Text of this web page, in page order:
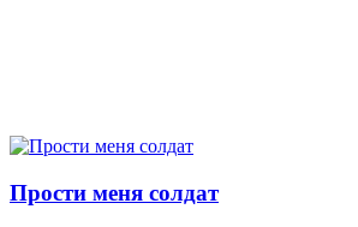
Прости меня солдат